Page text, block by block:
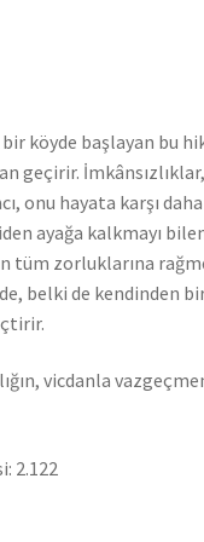
köyde başlayan bu
geçirir.
onu hayata karşı
ayağa kalkmayı
tüm zorluklarına
belki de kendinden
vicdanla
2.122